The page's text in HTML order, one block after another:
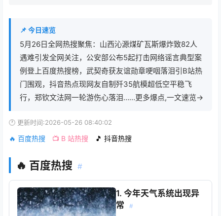
📌 今日速览
5月26日全网热搜聚焦：山西沁源煤矿瓦斯爆炸致82人
遇难引发全网关注，公安部公布5起打击网络谣言典型案
例登上百度热搜榜，武契奇获友谊勋章哽咽落泪引B站热
门围观，抖音热点现网友自制歼35航模超低空平稳飞
行，郑钦文法网一轮游伤心落泪……更多爆点,一文速览→
🕐 更新时间:2026-05-26 08:40:02
🔥 百度热搜 📺 B 站热搜 🎵 抖音热搜
🔥 百度热搜 #
1. 今年天气系统出现异
常
#